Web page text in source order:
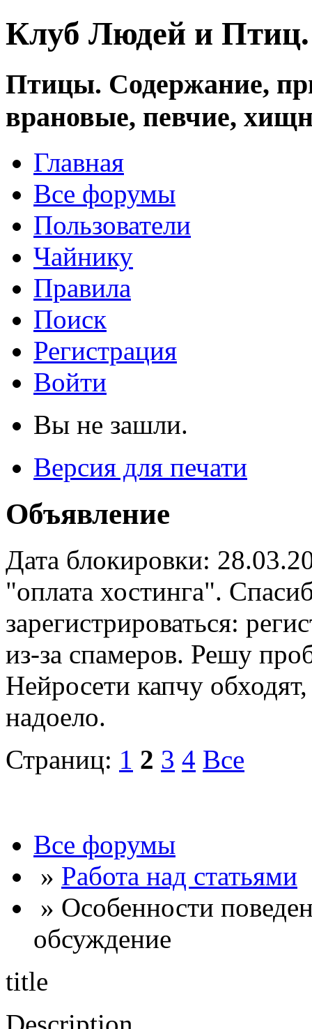
Клуб Людей и
Птицы. Содержание,
врановые, певчие,
Главная
Все форумы
Пользователи
Чайнику
Правила
Поиск
Регистрация
Войти
Вы не зашли.
Версия для печати
Объявление
Дата блокировки:
"оплата хостинга".
зарегистрироваться:
из-за спамеров. Решу
Нейросети капчу
надоело.
Страниц: 1 2 3 4 Все
Все форумы
» Работа над статьями
» Особенности
обсуждение
title